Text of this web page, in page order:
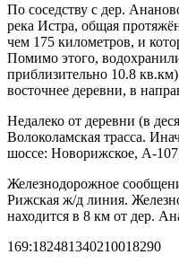
По соседству с дер.
река Истра, общая
чем 175 километров, и
Помимо этого,
приблизительно 10.8
восточнее деревни, в
Недалеко от деревни (в
Волоколамская трасса.
шоссе: Новорижское, A-
Железнодорожное
Рижская ж/д линия.
находится в 8 км от дер.
169:182481340210018290